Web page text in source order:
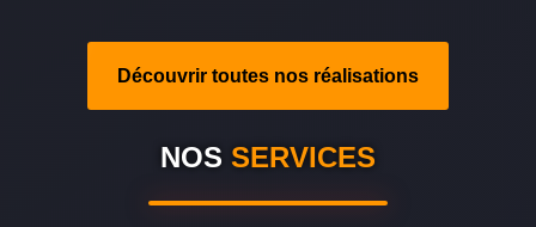
Découvrir toutes nos réalisations
NOS SERVICES